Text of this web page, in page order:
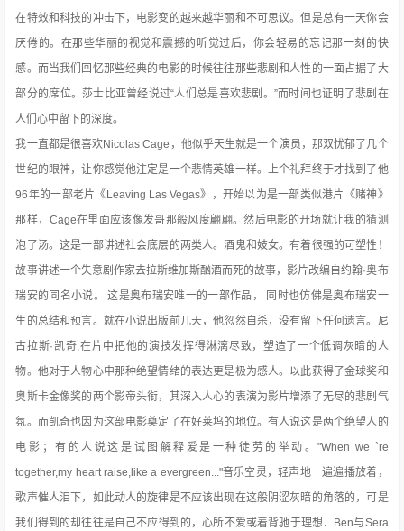
在特效和科技的冲击下，电影变的越来越华丽和不可思议。但是总有一天你会
厌倦的。在那些华丽的视觉和震撼的听觉过后，你会轻易的忘记那一刻的快
感。而当我们回忆那些经典的电影的时候往往那些悲剧和人性的一面占据了大
部分的席位。莎士比亚曾经说过“人们总是喜欢悲剧。”而时间也证明了悲剧在
人们心中留下的深度。
我一直都是很喜欢Nicolas Cage，他似乎天生就是一个演员，那双忧郁了几个
世纪的眼神，让你感觉他注定是一个悲情英雄一样。上个礼拜终于才找到了他
96年的一部老片《Leaving Las Vegas》，开始以为是一部类似港片《赌神》
那样，Cage在里面应该像发哥那般风度翩翩。然后电影的开场就让我的猜测
泡了汤。这是一部讲述社会底层的两类人。酒鬼和妓女。有着很强的可塑性！
故事讲述一个失意剧作家去拉斯维加斯酗酒而死的故事，影片改编自约翰·奥布
瑞安的同名小说。 这是奥布瑞安唯一的一部作品， 同时也仿佛是奥布瑞安一
生的总结和预言。就在小说出版前几天，他忽然自杀，没有留下任何遗言。尼
古拉斯·凯奇,在片中把他的演技发挥得淋漓尽致，塑造了一个低调灰暗的人
物。他对于人物心中那种绝望情绪的表达更是极为感人。以此获得了金球奖和
奥斯卡金像奖的两个影帝头衔，其深入人心的表演为影片增添了无尽的悲剧气
氛。而凯奇也因为这部电影奠定了在好莱坞的地位。有人说这是两个绝望人的
电影；有的人说这是试图解释爱是一种徒劳的举动。"When we `re
together,my heart raise,like a evergreen..."音乐空灵，轻声地一遍遍播放着，
歌声催人泪下，如此动人的旋律是不应该出现在这般阴涩灰暗的角落的，可是
我们得到的却往往是自己不应得到的，心所不爱或着背驰于理想．Ben与Sera